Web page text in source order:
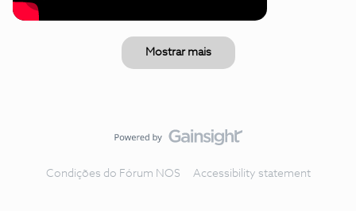
Mostrar mais
Condições do Fórum NOS Accessibility statement